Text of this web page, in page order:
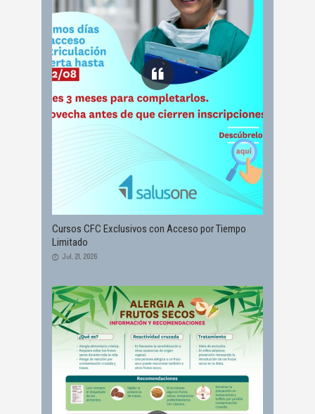
Cursos CFC Exclusivos con Acceso por Tiempo
Limitado
Jul, 21, 2026